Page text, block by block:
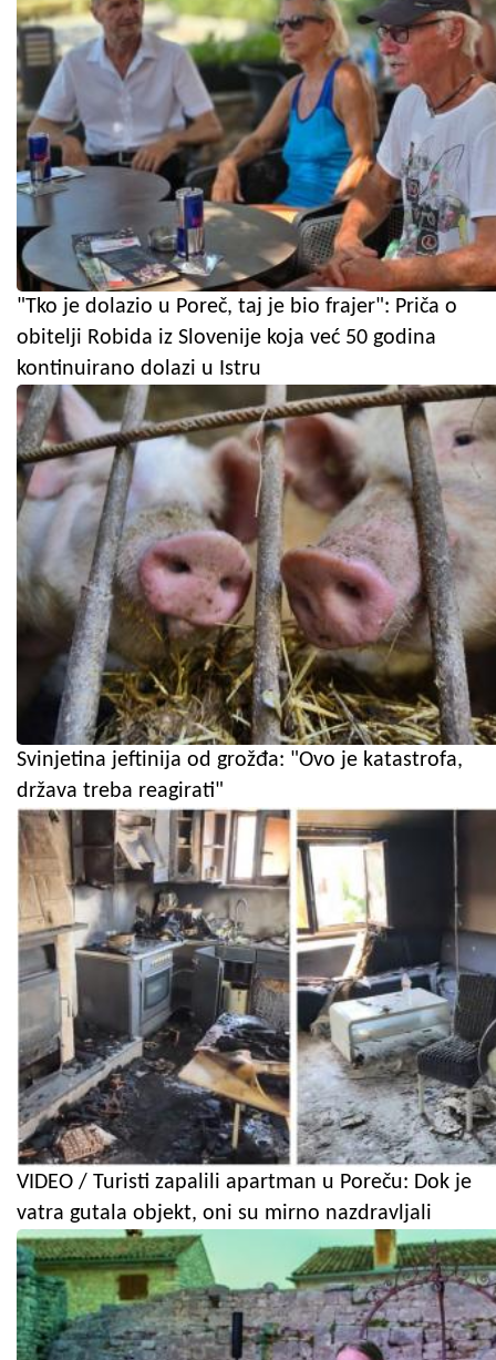
"Tko je dolazio u Poreč, taj je bio frajer": Priča o
obitelji Robida iz Slovenije koja već 50 godina
kontinuirano dolazi u Istru
Svinjetina jeftinija od grožđa: "Ovo je katastrofa,
država treba reagirati"
VIDEO / Turisti zapalili apartman u Poreču: Dok je
vatra gutala objekt, oni su mirno nazdravljali